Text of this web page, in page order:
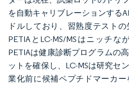
を自動キャリブレーションする
ドルしており、習熟度テストの
PETIAとLC-MS/MSはニッチな
PETIAは健康診断プログラムの
ットを確保し、LC-MSは研究セ
業化前に候補ペプチドマーカ